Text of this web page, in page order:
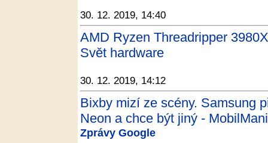
30. 12. 2019, 14:40
AMD Ryzen Threadripper
Svět hardware
30. 12. 2019, 14:12
Bixby mizí ze scény. Samsung
Neon a chce být jiný -
Zprávy Google